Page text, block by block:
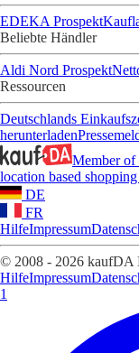
EDEKA Prospekt
Beliebte Händler
Aldi Nord Prospekt
Ressourcen
Deutschlands
herunterladen
Member
location based
DE
FR
HilfeImpressum
© 2008 - 2026 kaufDA
HilfeImpressum
1